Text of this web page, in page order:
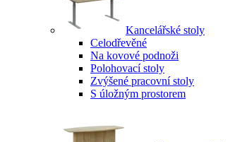
Kancelářské stoly
Celodřevěné
Na kovové podnoži
Polohovací stoly
Zvýšené pracovní stoly
S úložným prostorem